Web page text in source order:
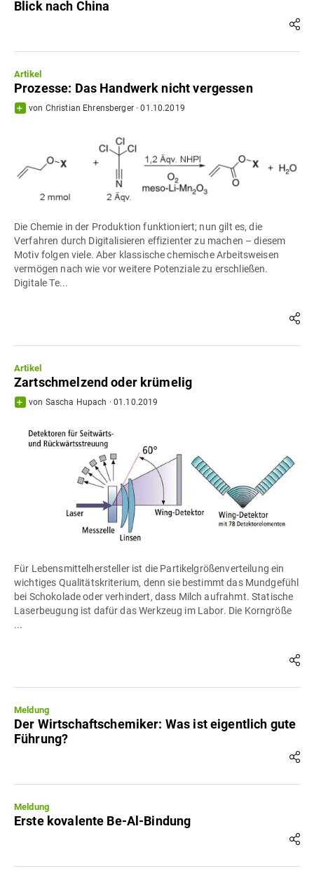
Blick nach China
Artikel
Prozesse: Das Handwerk nicht vergessen
von Christian Ehrensberger·01.10.2019
Die Chemie in der Produktion funktioniert; nun gilt es, die
Verfahren durch Digitalisieren effizienter zu machen – diesem
Motiv folgen viele. Aber klassische chemische Arbeitsweisen
vermögen nach wie vor weitere Potenziale zu erschließen.
Digitale Te...
Artikel
Zartschmelzend oder krümelig
von Sascha Hupach ·01.10.2019
Für Lebensmittelhersteller ist die Partikelgrößenverteilung ein
wichtiges Qualitätskriterium, denn sie bestimmt das Mundgefühl
bei Schokolade oder verhindert, dass Milch aufrahmt. Statische
Laserbeugung ist dafür das Werkzeug im Labor. Die Korngröße
...
Meldung
Der Wirtschaftschemiker: Was ist eigentlich gute
Führung?
Meldung
Erste kovalente Be-Al-Bindung